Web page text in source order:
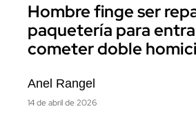
Hombre finge ser
paquetería para
cometer doble
Anel Rangel
14 de abril de 2026